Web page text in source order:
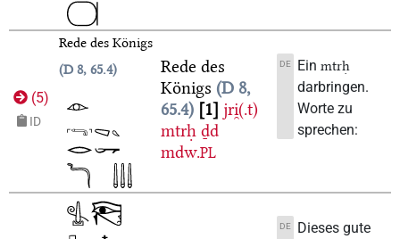
(5)
ID
Rede des Königs
D 8, 65.4
Rede des
Königs D 8,
65.4
1 jri̯(.t)
mtrḥ ḏd
mdw.PL
DE Einmtrḥ
darbringen.
Worte zu
sprechen:
DE
Dieses gute